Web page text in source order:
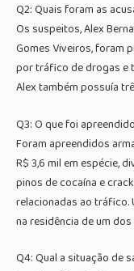
Q2: Quais foram as
Os suspeitos, Alex
Gomes Viveiros, foram
por tráfico de drogas e
Alex também possuía
Q3: O que foi
Foram apreendidos
R$ 3,6 mil em espécie,
pinos de cocaína e
relacionadas ao tráfico.
na residência de um
Q4: Qual a situação de